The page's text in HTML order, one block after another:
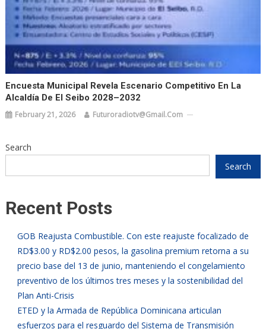
Encuesta Municipal Revela Escenario Competitivo En La
Alcaldía De El Seibo 2028–2032
February 21, 2026 Futuroradiotv@gmail.com
Search
Search
Recent Posts
GOB Reajusta Combustible. Con este reajuste focalizado de
RD$3.00 y RD$2.00 pesos, la gasolina premium retorna a su
precio base del 13 de junio, manteniendo el congelamiento
preventivo de los últimos tres meses y la sostenibilidad del
Plan Anti-Crisis
ETED y la Armada de República Dominicana articulan
esfuerzos para el resguardo del Sistema de Transmisión